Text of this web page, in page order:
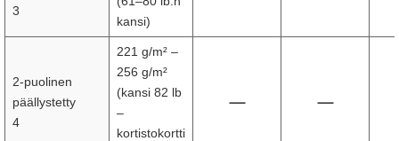
3
kansi)
2-puolinen
päällystetty
4
221 g/m² –
256 g/m²
(kansi 82 lb
–
kortistokortti